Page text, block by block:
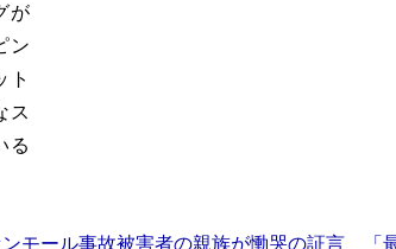
が
ン
ト
ス
る
モール事故被害者の親族が慟哭の証言 「